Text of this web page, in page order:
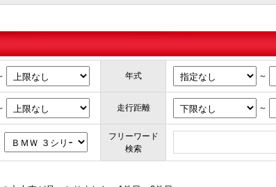
年式 ～
走行距離 ～
フリーワード
検索